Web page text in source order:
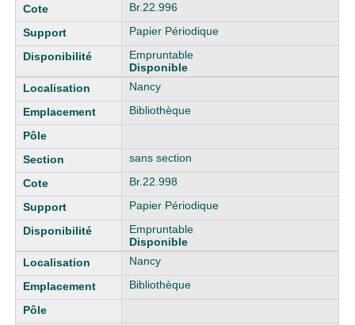
Br.22.996
Papier Périodique
Empruntable
Disponible
Nancy
Bibliothèque
sans section
Br.22.998
Papier Périodique
Empruntable
Disponible
Nancy
Bibliothèque